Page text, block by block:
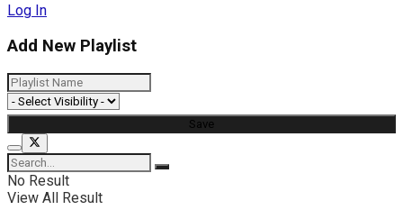
Log In
Add New Playlist
No Result
View All Result